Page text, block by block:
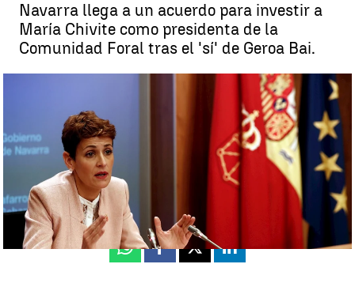
Navarra llega a un acuerdo para investir a
María Chivite como presidenta de la
Comunidad Foral tras el 'sí' de Geroa Bai.
Chivite volverá a ser presidenta | Efe
Rosario Miñano
Publicado:08 de agosto de 2023, 07:49
WhatsappFacebook
X Linkedin